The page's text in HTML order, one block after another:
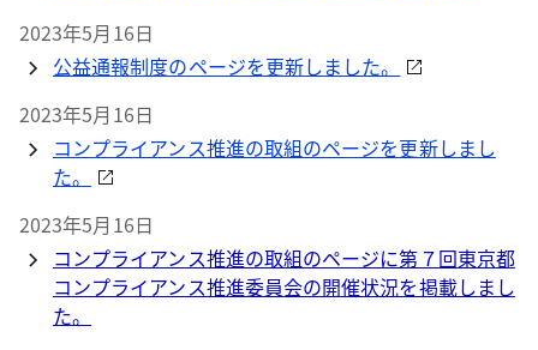
2023年5月16日
公益通報制度のページを更新しました。
2023年5月16日
コンプライアンス推進の取組のページを更新しまし
た。
2023年5月16日
コンプライアンス推進の取組のページに第７回東京都
コンプライアンス推進委員会の開催状況を掲載しまし
た。